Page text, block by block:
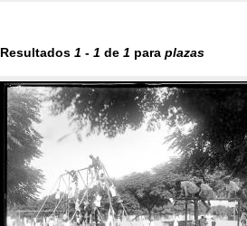
Resultados 1 - 1 de 1 para plazas